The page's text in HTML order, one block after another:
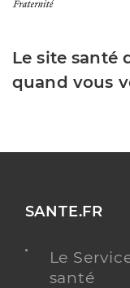
Le site santé
quand vous
SANTE.FR
Le
santé